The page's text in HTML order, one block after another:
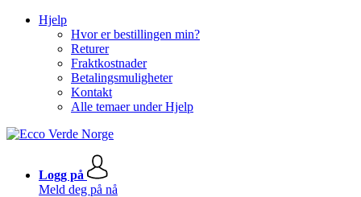
Hjelp
Hvor er bestillingen min?
Returer
Fraktkostnader
Betalingsmuligheter
Kontakt
Alle temaer under Hjelp
Logg på
Meld deg på nå